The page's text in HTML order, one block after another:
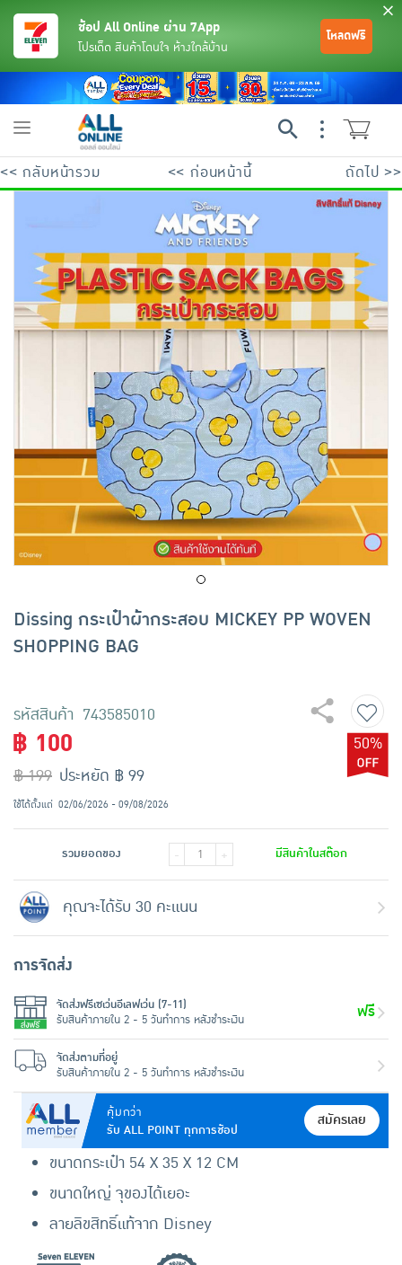
ย้อนกลับ
เครื่องดื่มและผงชงดื่ม
เครื่องปรุงรสและของแห้ง
ขนมขบเคี้ยว และช็อคโกแลต
อาหารสด ผัก ผลไม้และเบเกอรี่
ย้อนกลับ
ย้อนกลับ
ย้อนกลับ
ย้อนกลับ
ย้อนกลับ
ย้อนกลับ
ย้อนกลับ
ย้อนกลับ
ย้อนกลับ
พระเครื่อง test pop
ย้อนกลับ
ช้อป All Online ผ่าน 7App
โปรเด็ด สินค้าโดนใจ ห้างใกล้บ้าน
โหลดฟรี
Toggle
<< กลับหน้ารวม << ก่อนหน้านี้ ถัดไป >>
Dissing กระเป๋าผ้ากระสอบ MICKEY PP WOVEN
SHOPPING BAG
รหัสสินค้า 743585010
คุ้มกว่า
รับ ALL POINT ทุกการช้อป
สมัครเลย
ขนาดกระเป๋า 54 X 35 X 12 CM
ขนาดใหญ่ จุของได้เยอะ
ลายลิขสิทธิ์แท้จาก Disney
฿ 100
฿ 199
50%
ประหยัด ฿ 99
ใช้ได้ตั้งแต่ 02/06/2026 - 09/08/2026
รวมยอดของ - + มีสินค้าในสต๊อก
คุณจะได้รับ 30 คะแนน
การจัดส่ง
จัดส่งฟรีเซเว่นอีเลฟเว่น (7-11)
รับสินค้าภายใน 2 - 5 วันทำการ หลังชำระเงิน
ฟรี
จัดส่งตามที่อยู่
รับสินค้าภายใน 2 - 5 วันทำการ หลังชำระเงิน